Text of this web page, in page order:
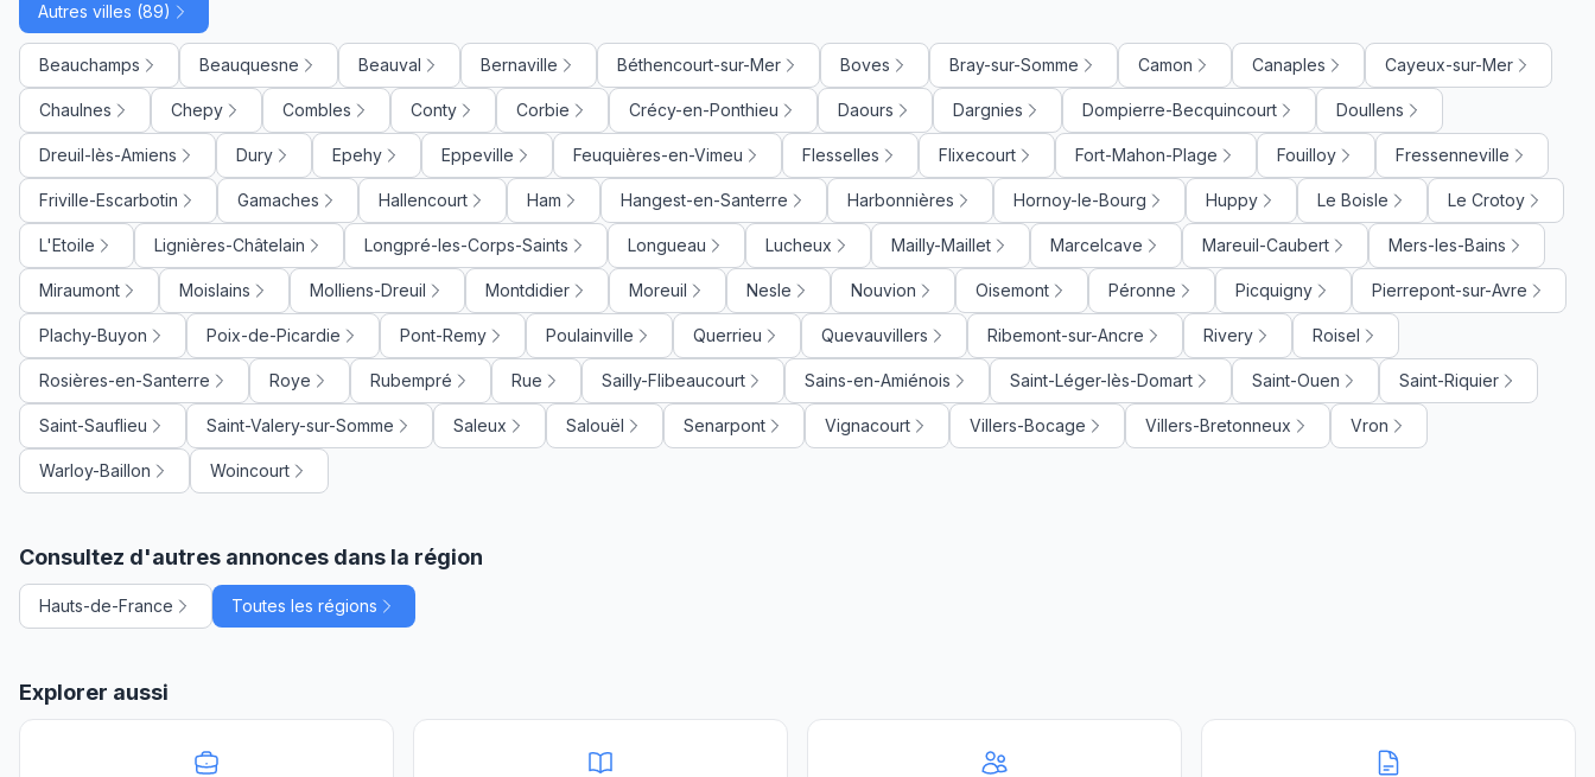
Autres villes (89)
Beauchamps Beauquesne Beauval Bernaville Béthencourt-sur-Mer Boves Bray-sur-Somme Camon Canaples Cayeux-sur-Mer
Chaulnes Chepy Combles Conty Corbie Crécy-en-Ponthieu Daours Dargnies Dompierre-Becquincourt Doullens
Dreuil-lès-Amiens Dury Epehy Eppeville Feuquières-en-Vimeu Flesselles Flixecourt Fort-Mahon-Plage Fouilloy Fressenneville
Friville-Escarbotin Gamaches Hallencourt Ham Hangest-en-Santerre Harbonnières Hornoy-le-Bourg Huppy Le Boisle Le Crotoy
L'Etoile Lignières-Châtelain Longpré-les-Corps-Saints Longueau Lucheux Mailly-Maillet Marcelcave Mareuil-Caubert Mers-les-Bains
Miraumont Moislains Molliens-Dreuil Montdidier Moreuil Nesle Nouvion Oisemont Péronne Picquigny Pierrepont-sur-Avre
Plachy-Buyon Poix-de-Picardie Pont-Remy Poulainville Querrieu Quevauvillers Ribemont-sur-Ancre Rivery Roisel
Rosières-en-Santerre Roye Rubempré Rue Sailly-Flibeaucourt Sains-en-Amiénois Saint-Léger-lès-Domart Saint-Ouen Saint-Riquier
Saint-Sauflieu Saint-Valery-sur-Somme Saleux Salouël Senarpont Vignacourt Villers-Bocage Villers-Bretonneux Vron
Warloy-Baillon Woincourt
Consultez d'autres annonces dans la région
Hauts-de-France Toutes les régions
Explorer aussi